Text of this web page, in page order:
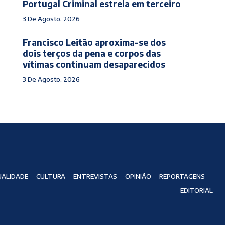
Portugal Criminal estreia em terceiro
3 De Agosto, 2026
Francisco Leitão aproxima-se dos
dois terços da pena e corpos das
vítimas continuam desaparecidos
3 De Agosto, 2026
CULTURA ENTREVISTAS OPINIÃO
REPORTAGENS
EDITORIAL